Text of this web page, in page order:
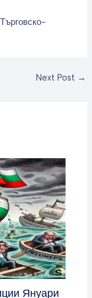
Next Post →
Януари